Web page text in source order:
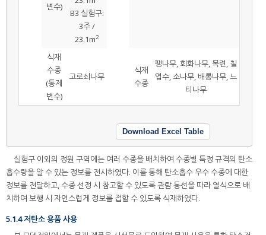
변수)
B3 실험구:
3주 /
23.1m2
식재
수종
(통제
변수)
고로쇠나무
식재
수종
팽나무, 회화나무, 목련, 칠
엽수, 소나무, 배롱나무, 느
티나무
Download Excel Table
실험구 이외의 정원 구역에는 여러 수종을 배치하여 수종별 특정 규격의 탄소
흡수량을 알 수 있는 정보를 전시하였다. 이를 통해 탄소흡수 우수 수종에 대한
정보를 전달하고, 수종 선정 시 참고할 수 있도록 관람 동선을 따라 열식으로 배
치하여 보행 시 자연스럽게 정보를 접할 수 있도록 식재하였다.
5.1.4 저탄소 용품 사용